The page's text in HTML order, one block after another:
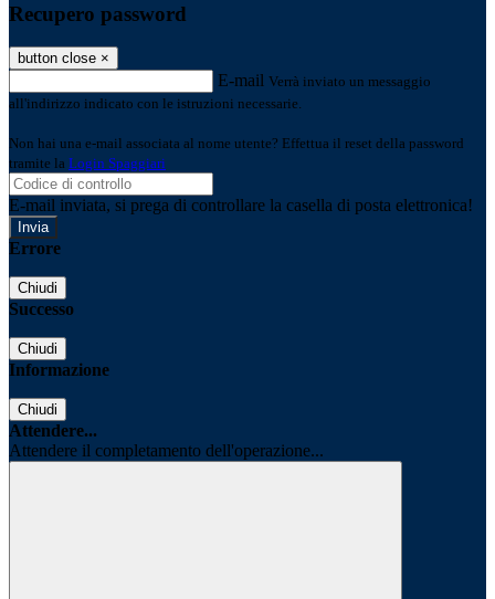
Recupero password
button close ×
E-mail Verrà inviato un messaggio
all'indirizzo indicato con le istruzioni necessarie.
Non hai una e-mail associata al nome utente? Effettua il reset della password
tramite la Login Spaggiari
E-mail inviata, si prega di controllare la casella di posta elettronica!
Errore
Chiudi
Successo
Chiudi
Informazione
Chiudi
Attendere...
Attendere il completamento dell'operazione...